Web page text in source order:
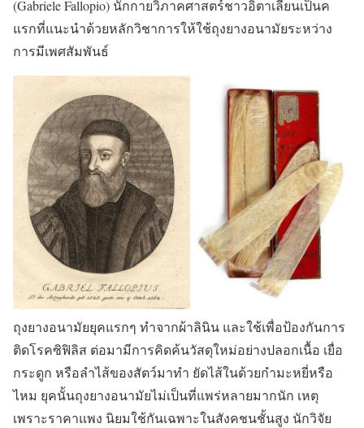
(Gabriele Fallopio) นักกายวิภาคศาสตร์ชาวอิตาเลียนเป็นค
แรกที่แนะนำด้วยหลักวิชาการให้ใช้ถุงยางอนามัยระหว่าง
การมีเพศสัมพันธ์
ถุงยางอนามัยยุคแรกๆ ทำจากผ้าลินิน และใช้เพื่อป้องกันการ
ติดโรคซิฟิลิส ต่อมามีการคิดค้นวัสดุใหม่อย่างปลอกเนื้อ เยื่อ
กระดูก หรือลำไส้ของสัตว์มาทำ ยัดไส้ในด้วยกำมะหยี่หรือ
ไหม ยุคนั้นถุงยางอนามัยไม่เป็นที่แพร่หลายมากนัก เหตุ
เพราะราคาแพง นิยมใช้กันเฉพาะในสังคชนชั้นสูง นักวิจัย